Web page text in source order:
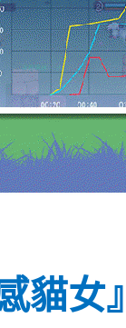
貓女